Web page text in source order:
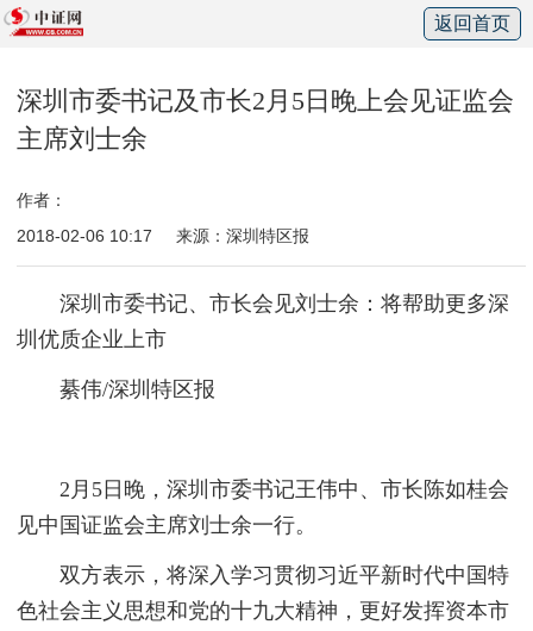
返回首页
深圳市委书记及市长2月5日晚上会见证监会
主席刘士余
作者：
2018-02-06 10:17
来源：深圳特区报
深圳市委书记、市长会见刘士余：将帮助更多深
圳优质企业上市
綦伟/深圳特区报
2月5日晚，深圳市委书记王伟中、市长陈如桂会
见中国证监会主席刘士余一行。
双方表示，将深入学习贯彻习近平新时代中国特
色社会主义思想和党的十九大精神，更好发挥资本市